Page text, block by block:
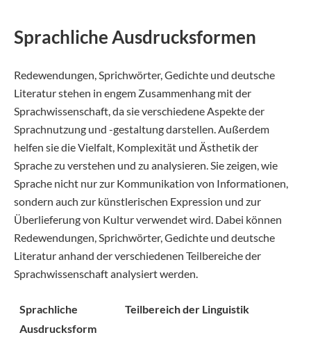
Sprachliche Ausdrucksformen
Redewendungen, Sprichwörter, Gedichte und deutsche
Literatur stehen in engem Zusammenhang mit der
Sprachwissenschaft, da sie verschiedene Aspekte der
Sprachnutzung und -gestaltung darstellen. Außerdem
helfen sie die Vielfalt, Komplexität und Ästhetik der
Sprache zu verstehen und zu analysieren. Sie zeigen, wie
Sprache nicht nur zur Kommunikation von Informationen,
sondern auch zur künstlerischen Expression und zur
Überlieferung von Kultur verwendet wird. Dabei können
Redewendungen, Sprichwörter, Gedichte und deutsche
Literatur anhand der verschiedenen Teilbereiche der
Sprachwissenschaft analysiert werden.
Sprachliche
Ausdrucksform
Teilbereich der Linguistik